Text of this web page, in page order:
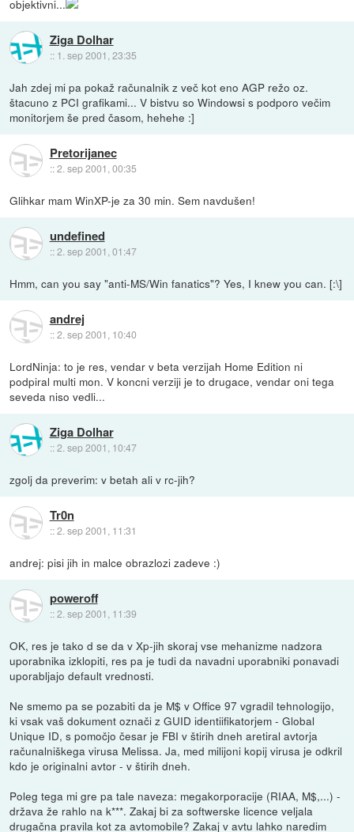
objektivni...
Ziga Dolhar
:: 1. sep 2001, 23:35
Jah zdej mi pa pokaž računalnik z več kot eno AGP režo oz.
štacuno z PCI grafikami... V bistvu so Windowsi s podporo večim
monitorjem še pred časom, hehehe :]
Pretorijanec
::2. sep 2001, 00:35
Glihkar mam WinXP-je za 30 min. Sem navdušen!
undefined
::2. sep 2001, 01:47
Hmm, can you say "anti-MS/Win fanatics"? Yes, I knew you can. [:\]
andrej
::2. sep 2001, 10:40
LordNinja: to je res, vendar v beta verzijah Home Edition ni
podpiral multi mon. V koncni verziji je to drugace, vendar oni tega
seveda niso vedli...
Ziga Dolhar
::2. sep 2001, 10:47
zgolj da preverim: v betah ali v rc-jih?
Tr0n
::2. sep 2001, 11:31
andrej: pisi jih in malce obrazlozi zadeve :)
poweroff
::2. sep 2001, 11:39
OK, res je tako d se da v Xp-jih skoraj vse mehanizme nadzora
uporabnika izklopiti, res pa je tudi da navadni uporabniki ponavadi
uporabljajo default vrednosti.
Ne smemo pa se pozabiti da je M$ v Office 97 vgradil tehnologijo,
ki vsak vaš dokument označi z GUID identiifikatorjem - Global
Unique ID, s pomočjo česar je FBI v štirih dneh aretiral avtorja
računalniškega virusa Melissa. Ja, med milijoni kopij virusa je odkril
kdo je originalni avtor - v štirih dneh.
Poleg tega mi gre pa tale naveza: megakorporacije (RIAA, M$,...) -
država že rahlo na k***. Zakaj bi za softwerske licence veljala
drugačna pravila kot za avtomobile? Zakaj v avtu lahko naredim